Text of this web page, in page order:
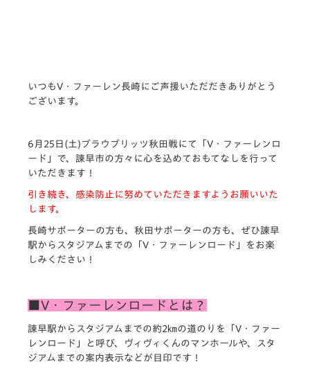
いつもV・ファーレン長崎にご声援いただだきありがとう
ございます。
6月25日(土)ブラウブリッツ秋田戦にて「V・ファーレンロ
ード」で、諫早市の方々に心を込めておもてなしを行って
いただきます！
引き続き、感染防止に努めていただきますようお願いいた
します。
長崎サポーターの方も、秋田サポーターの方も、ぜひ諫早
駅からスタジアムまでの「V・ファーレンロード」をお楽
しみください！
■V・ファーレンロードとは？
諫早駅からスタジアムまでの約2㎞の道のりを「V・ファー
レンロード」と呼び、ヴィヴィくんのマンホールや、スタ
ジアムまでの案内表示などが目印です！